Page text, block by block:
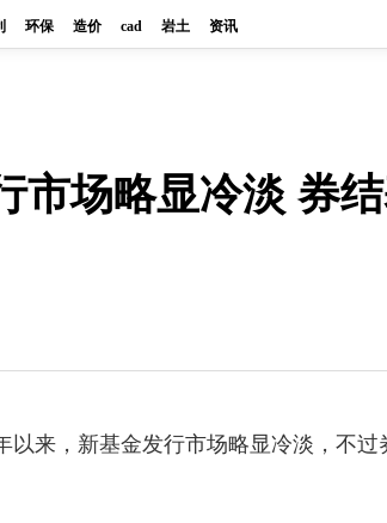
环保 造价 cad 岩土 资讯
市场略显冷淡 券
以来，新基金发行市场略显冷淡，不过